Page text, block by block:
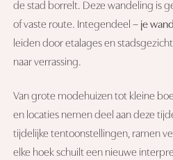
de stad borrelt. Deze wandeling is
of vaste route. Integendeel – je
leiden door etalages en
naar verrassing.
Van grote modehuizen tot kleine
en locaties nemen deel aan deze
tijdelijke tentoonstellingen, ramen
elke hoek schuilt een nieuwe